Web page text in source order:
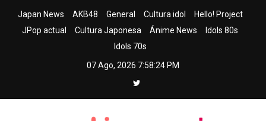
Japan News AKB48 General Cultura idol
Hello! Project
JPop actual
Cultura Japonesa Ánime News
Idols 80s
Idols 70s
07 Ago, 2026 7:58:26 PM